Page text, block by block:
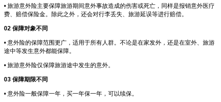
• 旅游意外险主要保障旅游期间意外事故造成的伤害或死亡，同样是报销意外医疗
费、赔偿保险金。除此之外，还会对行李丢失、旅游延误等进行赔偿。
02 保障对象不同
• 意外险的保障范围更广，适用于所有人群。不论是在家发外，还是在室外、旅游
途中等发生意外都能保障。
• 旅游意外险仅保障旅游途中发生的意外。
03 保障期限不同
• 意外险一般保障一年，买一年保一年，可以续保。